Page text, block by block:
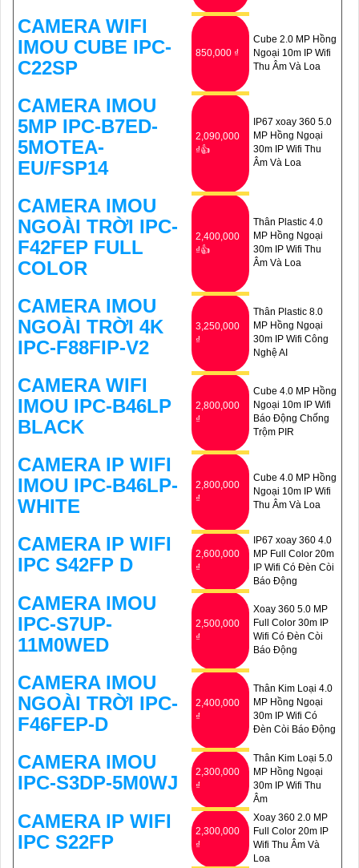
CAMERA WIFI
IMOU CUBE IPC-
C22SP
850,000 ₫
Cube 2.0 MP Hồng
Ngoại 10m IP Wifi
Thu Âm Và Loa
CAMERA IMOU
5MP IPC-B7ED-
5MOTEA-
EU/FSP14
2,090,000
₫👍
IP67 xoay 360 5.0
MP Hồng Ngoại
30m IP Wifi Thu
Âm Và Loa
CAMERA IMOU
NGOÀI TRỜI IPC-
F42FEP FULL
COLOR
2,400,000
₫👍
Thân Plastic 4.0
MP Hồng Ngoại
30m IP Wifi Thu
Âm Và Loa
CAMERA IMOU
NGOÀI TRỜI 4K
IPC-F88FIP-V2
3,250,000
₫
Thân Plastic 8.0
MP Hồng Ngoại
30m IP Wifi Công
Nghệ AI
CAMERA WIFI
IMOU IPC-B46LP
BLACK
2,800,000
₫
Cube 4.0 MP Hồng
Ngoại 10m IP Wifi
Báo Động Chống
Trộm PIR
CAMERA IP WIFI
IMOU IPC-B46LP-
WHITE
2,800,000
₫
Cube 4.0 MP Hồng
Ngoại 10m IP Wifi
Thu Âm Và Loa
CAMERA IP WIFI
IPC S42FP D
2,600,000
₫
IP67 xoay 360 4.0
MP Full Color 20m
IP Wifi Có Đèn Còi
Báo Động
CAMERA IMOU
IPC-S7UP-
11M0WED
2,500,000
₫
Xoay 360 5.0 MP
Full Color 30m IP
Wifi Có Ðèn Còi
Báo Động
CAMERA IMOU
NGOÀI TRỜI IPC-
F46FEP-D
2,400,000
₫
Thân Kim Loại 4.0
MP Hồng Ngoại
30m IP Wifi Có
Đèn Còi Báo Động
CAMERA IMOU
IPC-S3DP-5M0WJ
2,300,000
₫
Thân Kim Loại 5.0
MP Hồng Ngoại
30m IP Wifi Thu
Âm
CAMERA IP WIFI
IPC S22FP
2,300,000
₫
Xoay 360 2.0 MP
Full Color 20m IP
Wifi Thu Âm Và
Loa